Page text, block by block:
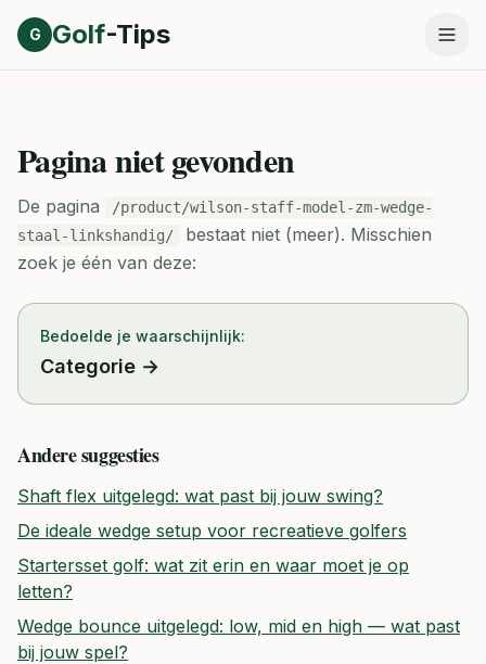
Direct naar inhoud
G Golf-Tips
Pagina niet gevonden
De pagina
/product/wilson-staff-model-zm-wedge-
staal-linkshandig/
bestaat niet (meer). Misschien
zoek je één van deze:
Bedoelde je waarschijnlijk:
Categorie →
Andere suggesties
Shaft flex uitgelegd: wat past bij jouw swing?
De ideale wedge setup voor recreatieve golfers
Startersset golf: wat zit erin en waar moet je op
letten?
Wedge bounce uitgelegd: low, mid en high — wat past
bij jouw spel?